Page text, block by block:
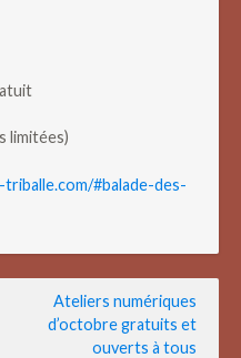
limitées)
triballe.com/#balade-des-
Ateliers numériques
d’octobre gratuits et
ouverts à tous